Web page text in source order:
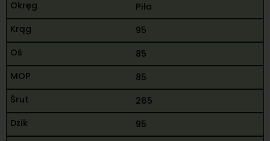
Piła
95
85
85
265
95